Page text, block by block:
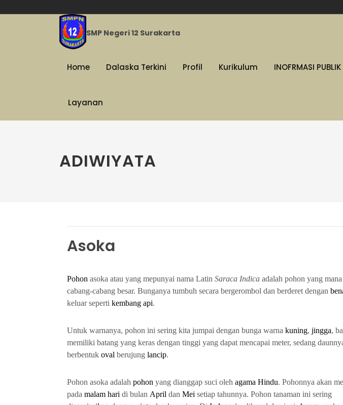
SMP Negeri 12 Surakarta
Home Dalaska Terkini Profil Kurikulum INOFRMASI PUBLIK
Layanan
ADIWIYATA
Asoka
Pohon asoka atau yang mepunyai nama Latin Saraca Indica adalah pohon yang
cabang-cabang besar. Bunganya tumbuh secara bergerombol dan berderet dengan
keluar seperti kembang api.
Untuk warnanya, pohon ini sering kita jumpai dengan bunga warna kuning, jingga,
memiliki batang yang keras dengan tinggi yang dapat mencapai meter, sedang
berbentuk oval berujung lancip.
Pohon asoka adalah pohon yang dianggap suci oleh agama Hindu. Pohonnya akan
pada malam hari di bulan April dan Mei setiap tahunnya. Pohon tanaman ini sering